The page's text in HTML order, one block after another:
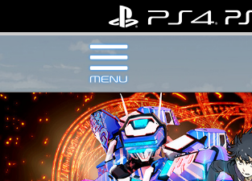
トップ / TOP
最新情報 / TOPICS
製品情報 / PRODUCTS
世界観 / OUTLINE
キャラクター / CHARACTER
ゲームシステム / SYSTEM
スペシャル / SPECIAL